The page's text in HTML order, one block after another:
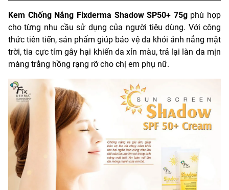
Kem Chống Nắng Fixderma Shadow SP50+ 75g phù hợp
cho từng nhu cầu sử dụng của người tiêu dùng. Với công
thức tiên tiến, sản phẩm giúp bảo vệ da khỏi ánh nắng mặt
trời, tia cực tím gây hại khiến da xỉn màu, trả lại làn da mịn
màng trắng hồng rạng rỡ cho chị em phụ nữ.